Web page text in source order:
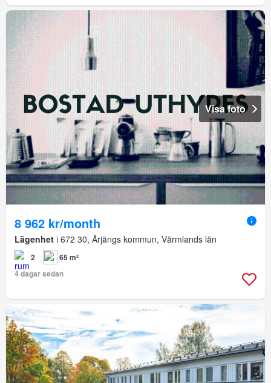
Visa foto
8 962 kr/month
Lägenhet i 672 30, Årjängs kommun, Värmlands län
2
65 m²
4 dagar sedan